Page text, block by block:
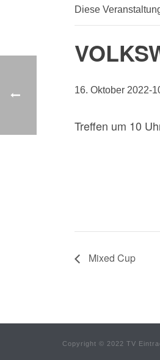
Diese
16. Oktober 2022-
Treffen um 10
Mixed Cup
Copyright © 2022 TV